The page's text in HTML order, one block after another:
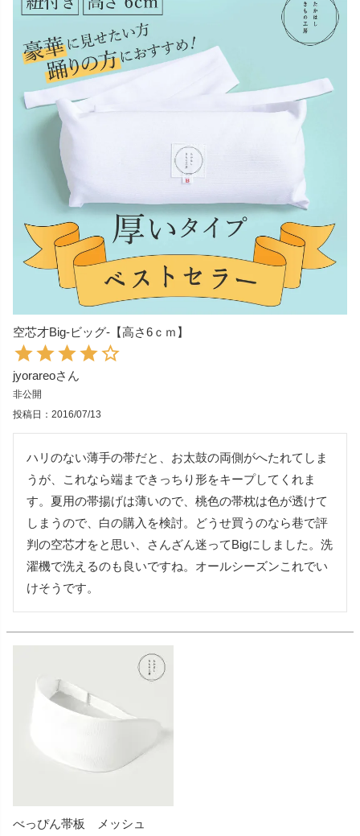
空芯才Big-ビッグ-【高さ6ｃｍ】
jyorareo
非公開
投稿日
2016/07/13
ハリのない薄手の帯だと、お太鼓の両側がへたれてしま
うが、これなら端まできっちり形をキープしてくれま
す。夏用の帯揚げは薄いので、桃色の帯枕は色が透けて
しまうので、白の購入を検討。どうせ買うのなら巷で評
判の空芯才をと思い、さんざん迷ってBigにしました。洗
濯機で洗えるのも良いですね。オールシーズンこれでい
べっぴん帯板 メッシュ